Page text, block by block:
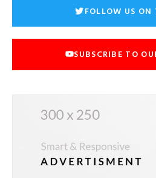
FOLLOW US ON
SUBSCRIBE TO